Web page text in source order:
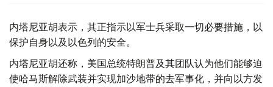
内塔尼亚胡表示，其正指示以军士兵采取一切必要措施，以
保护自身以及以色列的安全。
内塔尼亚胡还称，美国总统特朗普及其团队认为他们能够迫
使哈马斯解除武装并实现加沙地带的去军事化，并向以方发